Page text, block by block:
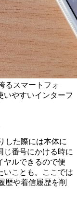
るスマートフォ
いやすいインターフ
した際には本体に
じ番号にかける時に
ヤルできるので便
いことも。ここでは
歴や着信履歴を削